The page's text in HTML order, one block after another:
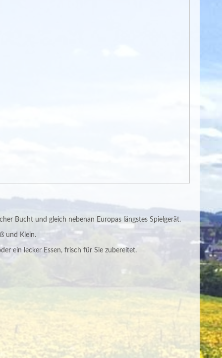
Bucht und gleich nebenan Europas längstes Spielgerät.
und Klein.
ein lecker Essen, frisch für Sie zubereitet.